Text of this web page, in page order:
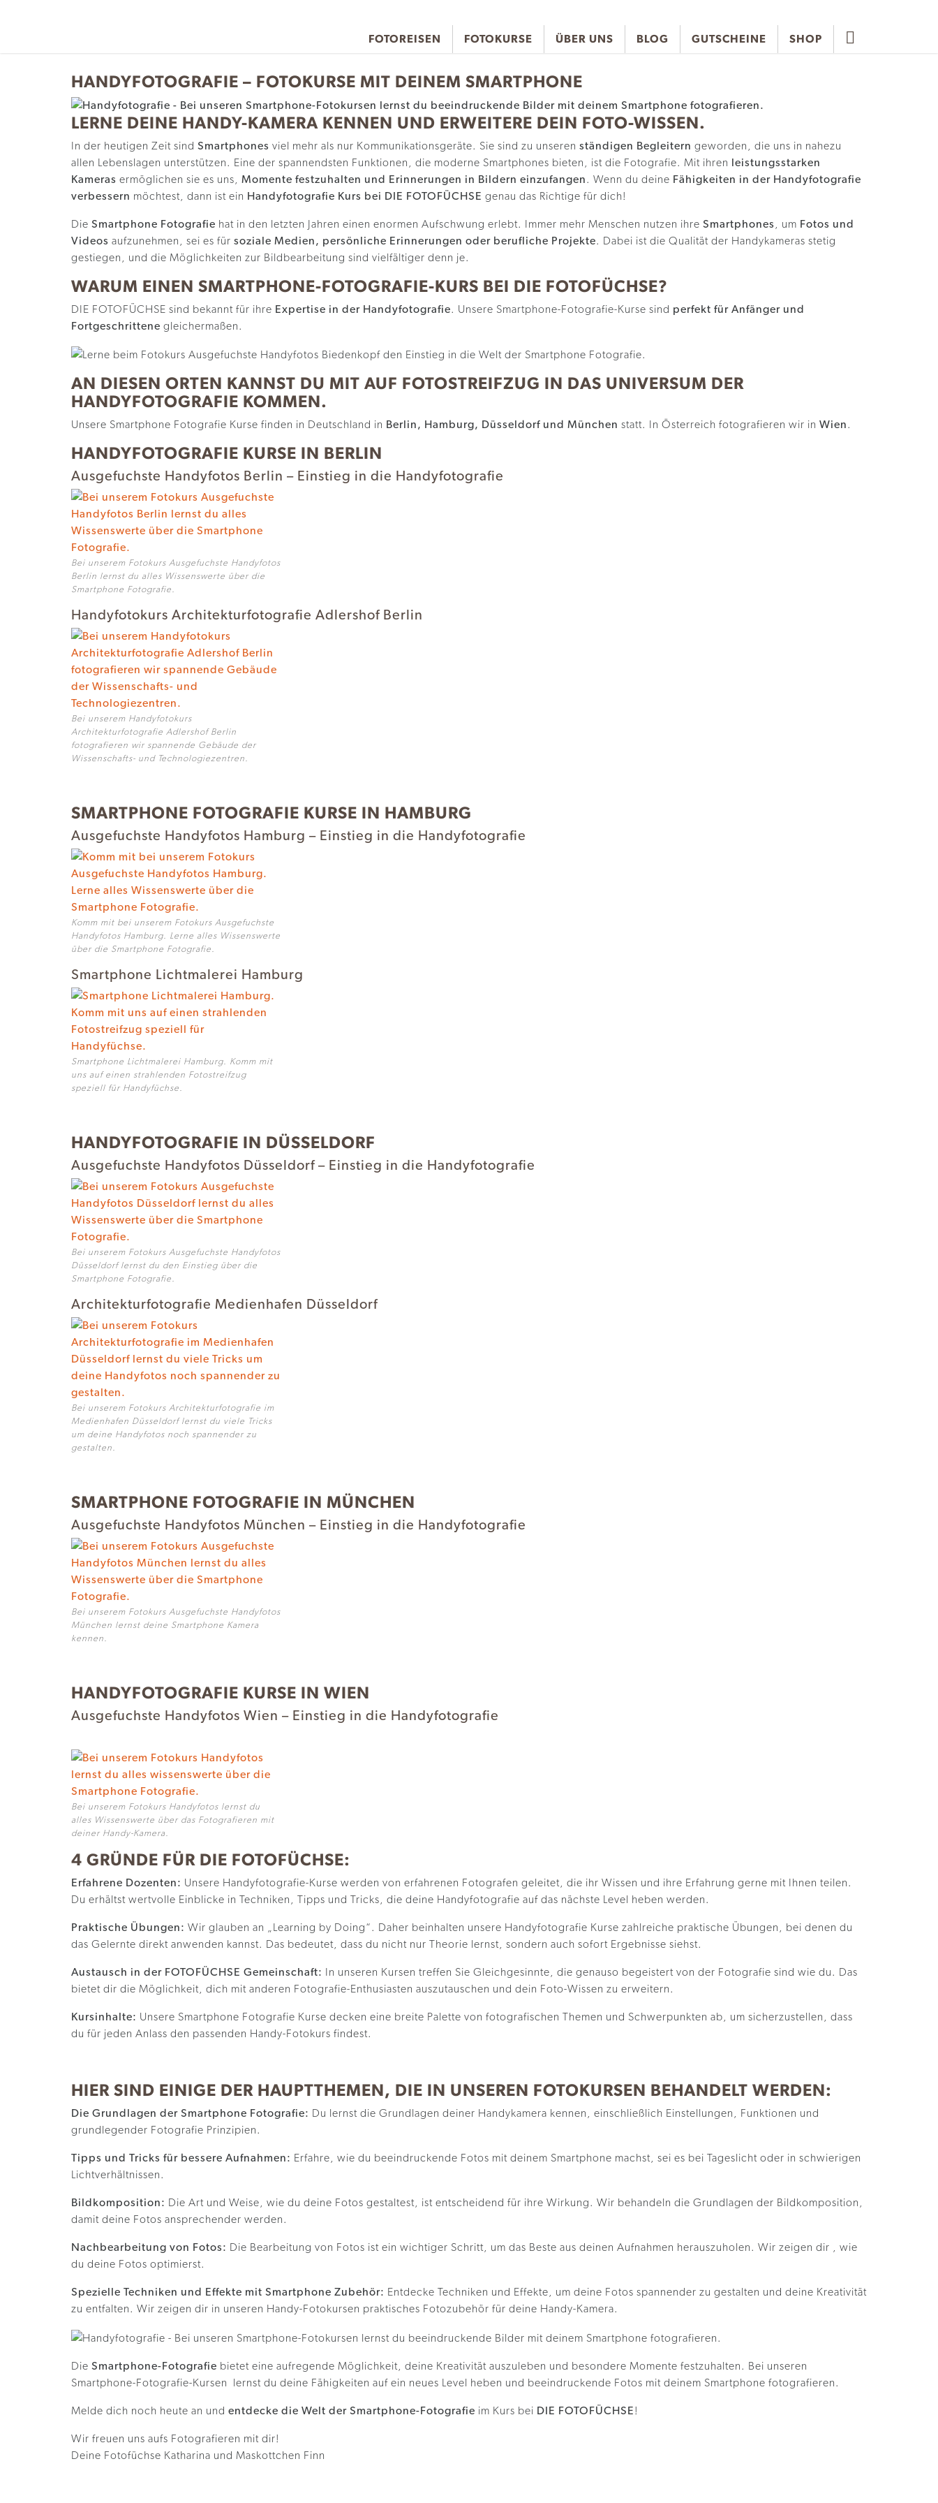
FOTOREISEN FOTOKURSE ÜBER UNS BLOG GUTSCHEINE SHOP
HANDYFOTOGRAFIE – FOTOKURSE MIT DEINEM SMARTPHONE
LERNE DEINE HANDY-KAMERA KENNEN UND ERWEITERE DEIN FOTO-WISSEN.
In der heutigen Zeit sind Smartphones viel mehr als nur Kommunikationsgeräte. Sie sind zu unseren ständigen Begleitern geworden, die uns in nahezu
allen Lebenslagen unterstützen. Eine der spannendsten Funktionen, die moderne Smartphones bieten, ist die Fotografie. Mit ihren leistungsstarken
Kameras ermöglichen sie es uns, Momente festzuhalten und Erinnerungen in Bildern einzufangen. Wenn du deine Fähigkeiten in der Handyfotografie
verbessern möchtest, dann ist ein Handyfotografie Kurs bei DIE FOTOFÜCHSE genau das Richtige für dich!
Die Smartphone Fotografie hat in den letzten Jahren einen enormen Aufschwung erlebt. Immer mehr Menschen nutzen ihre Smartphones , um Fotos und
Videos aufzunehmen, sei es für soziale Medien, persönliche Erinnerungen oder berufliche Projekte. Dabei ist die Qualität der Handykameras stetig
gestiegen, und die Möglichkeiten zur Bildbearbeitung sind vielfältiger denn je.
WARUM EINEN SMARTPHONE-FOTOGRAFIE-KURS BEI DIE FOTOFÜCHSE?
DIE FOTOFÜCHSE sind bekannt für ihre Expertise in der Handyfotografie. Unsere Smartphone-Fotografie-Kurse sind perfekt für Anfänger und
Fortgeschrittene gleichermaßen.
AN DIESEN ORTEN KANNST DU MIT AUF FOTOSTREIFZUG IN DAS UNIVERSUM DER
HANDYFOTOGRAFIE KOMMEN.
Unsere Smartphone Fotografie Kurse finden in Deutschland in Berlin, Hamburg, Düsseldorf und München statt. In Österreich fotografieren wir in Wien.
HANDYFOTOGRAFIE KURSE IN BERLIN
Ausgefuchste Handyfotos Berlin – Einstieg in die Handyfotografie
Bei unserem Fotokurs Ausgefuchste Handyfotos
Berlin lernst du alles Wissenswerte über die
Smartphone Fotografie.
Handyfotokurs Architekturfotografie Adlershof Berlin
Bei unserem Handyfotokurs
Architekturfotografie Adlershof Berlin
fotografieren wir spannende Gebäude der
Wissenschafts- und Technologiezentren.
SMARTPHONE FOTOGRAFIE KURSE IN HAMBURG
Ausgefuchste Handyfotos Hamburg – Einstieg in die Handyfotografie
Komm mit bei unserem Fotokurs Ausgefuchste
Handyfotos Hamburg. Lerne alles Wissenswerte
über die Smartphone Fotografie.
Smartphone Lichtmalerei Hamburg
Smartphone Lichtmalerei Hamburg. Komm mit
uns auf einen strahlenden Fotostreifzug
speziell für Handyfüchse.
HANDYFOTOGRAFIE IN DÜSSELDORF
Ausgefuchste Handyfotos Düsseldorf – Einstieg in die Handyfotografie
Bei unserem Fotokurs Ausgefuchste Handyfotos
Düsseldorf lernst du den Einstieg über die
Smartphone Fotografie.
Architekturfotografie Medienhafen Düsseldorf
Bei unserem Fotokurs Architekturfotografie im
Medienhafen Düsseldorf lernst du viele Tricks
um deine Handyfotos noch spannender zu
gestalten.
SMARTPHONE FOTOGRAFIE IN MÜNCHEN
Ausgefuchste Handyfotos München – Einstieg in die Handyfotografie
Bei unserem Fotokurs Ausgefuchste Handyfotos
München lernst deine Smartphone Kamera
kennen.
HANDYFOTOGRAFIE KURSE IN WIEN
Ausgefuchste Handyfotos Wien – Einstieg in die Handyfotografie
Bei unserem Fotokurs Handyfotos lernst du
alles Wissenswerte über das Fotografieren mit
deiner Handy-Kamera.
4 GRÜNDE FÜR DIE FOTOFÜCHSE:
Erfahrene Dozenten: Unsere Handyfotografie-Kurse werden von erfahrenen Fotografen geleitet, die ihr Wissen und ihre Erfahrung gerne mit Ihnen teilen.
Du erhältst wertvolle Einblicke in Techniken, Tipps und Tricks, die deine Handyfotografie auf das nächste Level heben werden.
Praktische Übungen: Wir glauben an „Learning by Doing“. Daher beinhalten unsere Handyfotografie Kurse zahlreiche praktische Übungen, bei denen du
das Gelernte direkt anwenden kannst. Das bedeutet, dass du nicht nur Theorie lernst, sondern auch sofort Ergebnisse siehst.
Austausch in der FOTOFÜCHSE Gemeinschaft: In unseren Kursen treffen Sie Gleichgesinnte, die genauso begeistert von der Fotografie sind wie du. Das
bietet dir die Möglichkeit, dich mit anderen Fotografie-Enthusiasten auszutauschen und dein Foto-Wissen zu erweitern.
Kursinhalte: Unsere Smartphone Fotografie Kurse decken eine breite Palette von fotografischen Themen und Schwerpunkten ab, um sicherzustellen, dass
du für jeden Anlass den passenden Handy-Fotokurs findest.
HIER SIND EINIGE DER HAUPTTHEMEN, DIE IN UNSEREN FOTOKURSEN BEHANDELT WERDEN:
Die Grundlagen der Smartphone Fotografie: Du lernst die Grundlagen deiner Handykamera kennen, einschließlich Einstellungen, Funktionen und
grundlegender Fotografie Prinzipien.
Tipps und Tricks für bessere Aufnahmen: Erfahre, wie du beeindruckende Fotos mit deinem Smartphone machst, sei es bei Tageslicht oder in schwierigen
Lichtverhältnissen.
Bildkomposition: Die Art und Weise, wie du deine Fotos gestaltest, ist entscheidend für ihre Wirkung. Wir behandeln die Grundlagen der Bildkomposition,
damit deine Fotos ansprechender werden.
Nachbearbeitung von Fotos: Die Bearbeitung von Fotos ist ein wichtiger Schritt, um das Beste aus deinen Aufnahmen herauszuholen. Wir zeigen dir , wie
du deine Fotos optimierst.
Spezielle Techniken und Effekte mit Smartphone Zubehör: Entdecke Techniken und Effekte, um deine Fotos spannender zu gestalten und deine Kreativität
zu entfalten. Wir zeigen dir in unseren Handy-Fotokursen praktisches Fotozubehör für deine Handy-Kamera.
Die Smartphone-Fotografie bietet eine aufregende Möglichkeit, deine Kreativität auszuleben und besondere Momente festzuhalten. Bei unseren
Smartphone-Fotografie-Kursen lernst du deine Fähigkeiten auf ein neues Level heben und beeindruckende Fotos mit deinem Smartphone fotografieren.
Melde dich noch heute an und entdecke die Welt der Smartphone-Fotografie im Kurs bei DIE FOTOFÜCHSE!
Wir freuen uns aufs Fotografieren mit dir!
Deine Fotofüchse Katharina und Maskottchen Finn